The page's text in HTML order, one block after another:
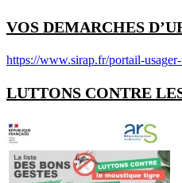
VOS DEMARCHES
https://www.sirap.fr/portail-
LUTTONS CONTRE